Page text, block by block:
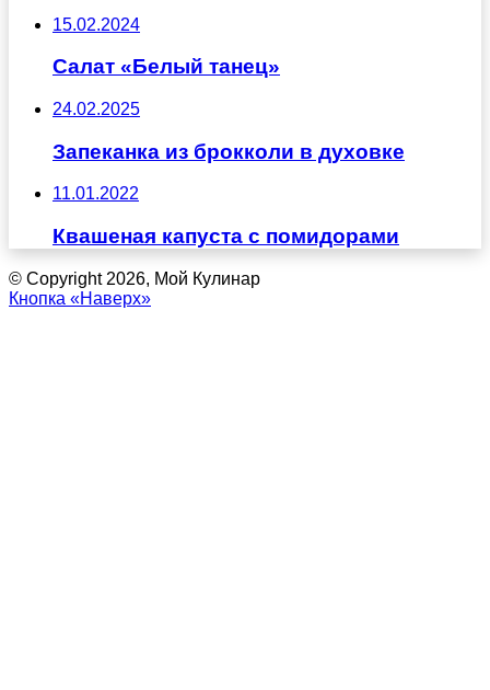
15.02.2024
Салат «Белый танец»
24.02.2025
Запеканка из брокколи в духовке
11.01.2022
Квашеная капуста с помидорами
© Copyright 2026, Мой Кулинар
Кнопка «Наверх»